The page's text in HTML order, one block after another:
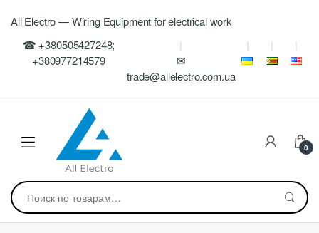
navigation
content
All Electro — Wiring Equipment for electrical work
☎ +380505427248;
+380977214579
✉
trade@allelectro.com.ua
0
Искать: